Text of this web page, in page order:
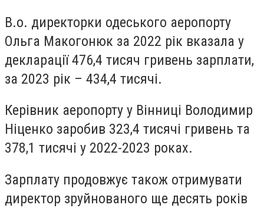
В.о. директорки одеського аеропорту
Ольга Макогонюк за 2022 рік вказала у
декларації 476,4 тисяч гривень зарплати,
за 2023 рік – 434,4 тисячі.
Керівник аеропорту у Вінниці Володимир
Ніценко заробив 323,4 тисячі гривень та
378,1 тисячі у 2022-2023 роках.
Зарплату продовжує також отримувати
директор зруйнованого ще десять років